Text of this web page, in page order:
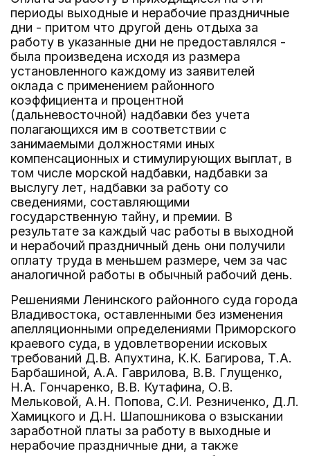
периоды выходные и нерабочие праздничные
дни - притом что другой день отдыха за
работу в указанные дни не предоставлялся -
была произведена исходя из размера
установленного каждому из заявителей
оклада с применением районного
коэффициента и процентной
(дальневосточной) надбавки без учета
полагающихся им в соответствии с
занимаемыми должностями иных
компенсационных и стимулирующих выплат, в
том числе морской надбавки, надбавки за
выслугу лет, надбавки за работу со
сведениями, составляющими
государственную тайну, и премии. В
результате за каждый час работы в выходной
и нерабочий праздничный день они получили
оплату труда в меньшем размере, чем за час
аналогичной работы в обычный рабочий день.
Решениями Ленинского районного суда города
Владивостока, оставленными без изменения
апелляционными определениями Приморского
краевого суда, в удовлетворении исковых
требований Д.В. Апухтина, К.К. Багирова, Т.А.
Барбашиной, А.А. Гаврилова, В.В. Глущенко,
Н.А. Гончаренко, В.В. Кутафина, О.В.
Мельковой, А.Н. Попова, С.И. Резниченко, Д.Л.
Хамицкого и Д.Н. Шапошникова о взыскании
заработной платы за работу в выходные и
нерабочие праздничные дни, а также